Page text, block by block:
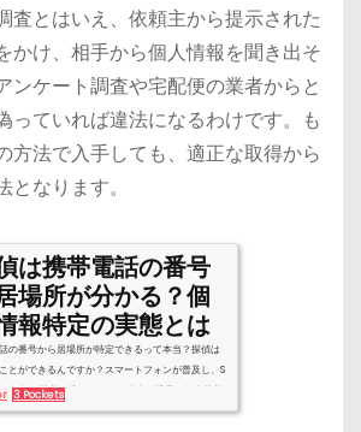
査とはいえ、依頼主から提示された
かけ、相手から個人情報を聞き出そ
ンケート調査や宅配便の業者からと
っていれば違法になるわけです。も
方法で入手しても、適正な取得から
なります。
は携帯電話の番号
場所が分かる？個
報特定の実態とは
の番号から居場所が特定できるって本当？探偵は
とができるんですか？スマートフォンが普及し、S
で気軽に情報を流してしまう昨今、携帯は個人情報
となっています。あなたの個人情報は大丈夫です
3 Pockets